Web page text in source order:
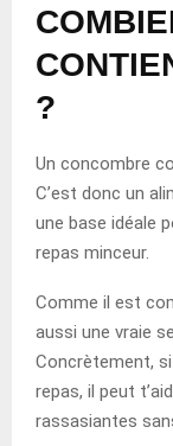
?
Un concombre
C’est donc un
une base idéale
repas minceur.
Comme il est
aussi une vraie
Concrètement,
repas, il peut
rassasiantes